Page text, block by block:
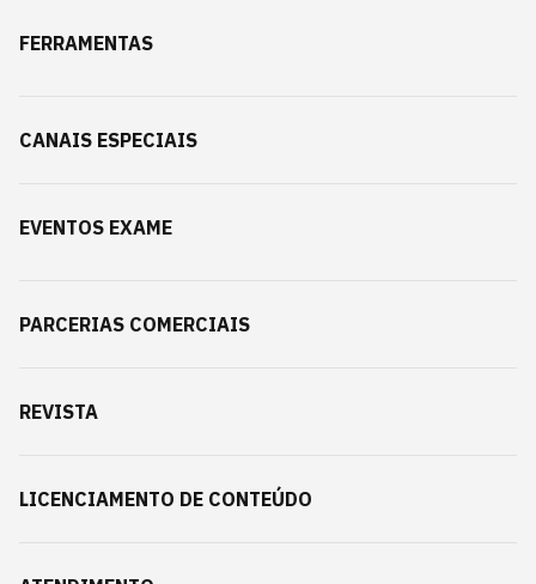
FERRAMENTAS
CANAIS ESPECIAIS
EVENTOS EXAME
PARCERIAS COMERCIAIS
REVISTA
LICENCIAMENTO DE CONTEÚDO